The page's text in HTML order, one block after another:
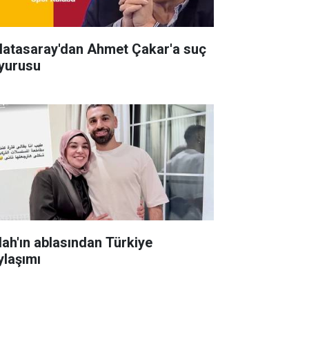
Ahmet Çakar'a suç
ablasından Türkiye